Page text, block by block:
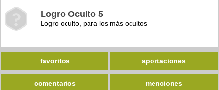
Logro Oculto 5
Logro oculto, para los más ocultos
favoritos aportaciones
comentarios menciones